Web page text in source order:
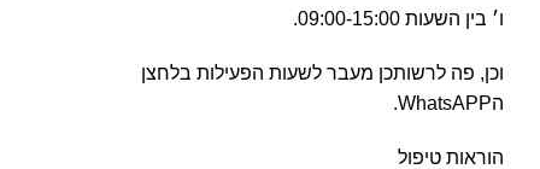
ו׳ בין השעות 09:00-15:00.
וכן, פה לרשותכן מעבר לשעות הפעילות בלחצן
הWhatsAPP.
הוראות טיפול